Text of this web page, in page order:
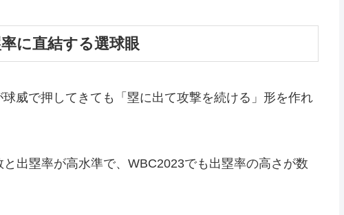
に直結する選球眼
威で押してきても「塁に出て攻撃を続ける」形を作れ
出塁率が高水準で、WBC2023でも出塁率の高さが数